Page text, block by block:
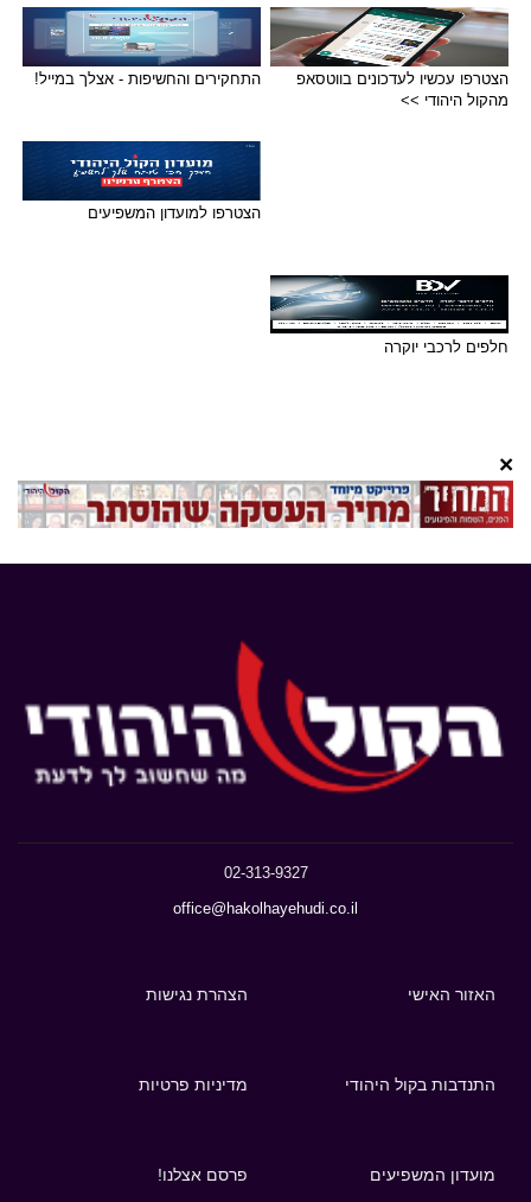
הצטרפו עכשיו לעדכונים בווטסאפ
מהקול היהודי >>
התחקירים והחשיפות - אצלך במייל!
הצטרפו למועדון המשפיעים
חלפים לרכבי יוקרה
×
02-313-9327
office@hakolhayehudi.co.il
האזור האישי הצהרת נגישות
התנדבות בקול היהודי מדיניות פרטיות
מועדון המשפיעים פרסם אצלנו!